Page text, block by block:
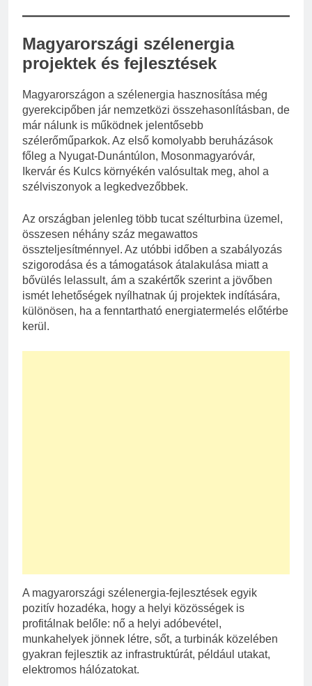
Magyarországi szélenergia
projektek és fejlesztések
Magyarországon a szélenergia hasznosítása még
gyerekcipőben jár nemzetközi összehasonlításban, de
már nálunk is működnek jelentősebb
szélerőműparkok. Az első komolyabb beruházások
főleg a Nyugat-Dunántúlon, Mosonmagyaróvár,
Ikervár és Kulcs környékén valósultak meg, ahol a
szélviszonyok a legkedvezőbbek.
Az országban jelenleg több tucat szélturbina üzemel,
összesen néhány száz megawattos
összteljesítménnyel. Az utóbbi időben a szabályozás
szigorodása és a támogatások átalakulása miatt a
bővülés lelassult, ám a szakértők szerint a jövőben
ismét lehetőségek nyílhatnak új projektek indítására,
különösen, ha a fenntartható energiatermelés előtérbe
kerül.
A magyarországi szélenergia-fejlesztések egyik
pozitív hozadéka, hogy a helyi közösségek is
profitálnak belőle: nő a helyi adóbevétel,
munkahelyek jönnek létre, sőt, a turbinák közelében
gyakran fejlesztik az infrastruktúrát, például utakat,
elektromos hálózatokat.